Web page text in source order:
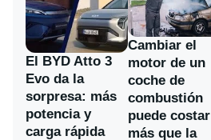
El BYD Atto 3
Evo da la
sorpresa: más
potencia y
carga rápida
Cambiar el
motor de un
coche de
combustión
puede costar
más que la